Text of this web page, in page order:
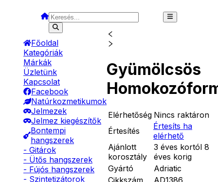
Főoldal
Kategóriák
Márkák
Üzletünk
Kapcsolat
Facebook
Natúrkozmetikumok
Jelmezek
Jelmez kiegészítők
Bontempi
hangszerek
- Gitárok
- Ütős hangszerek
- Fújós hangszerek
- Szintetizátorok
Gyümölcsös
Elérhetőség Nincs raktáron
Értesítés
Értesíts ha
elérhető
Ajánlott
korosztály
3 éves kortól 8
éves korig
Gyártó
Adriatic
Cikkszám
AD1386